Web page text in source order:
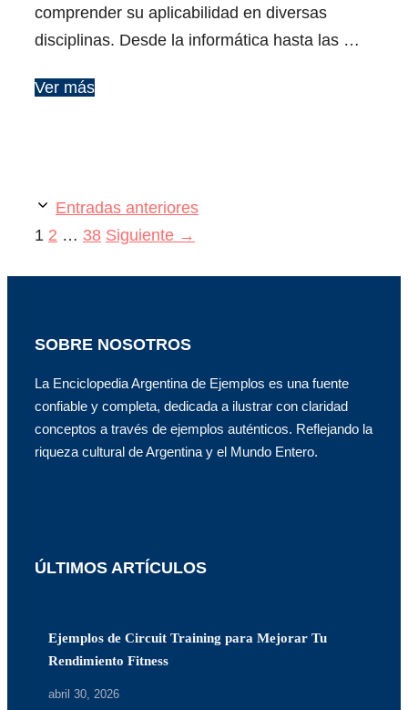
comprender su aplicabilidad en diversas
disciplinas. Desde la informática hasta las …
Ver más
Entradas anteriores
Página
1 Página
2 … Página
38 Siguiente →
SOBRE NOSOTROS
La Enciclopedia Argentina de Ejemplos es una fuente
confiable y completa, dedicada a ilustrar con claridad
conceptos a través de ejemplos auténticos. Reflejando la
riqueza cultural de Argentina y el Mundo Entero.
ÚLTIMOS ARTÍCULOS
Ejemplos de Circuit Training para Mejorar Tu
Rendimiento Fitness
abril 30, 2026